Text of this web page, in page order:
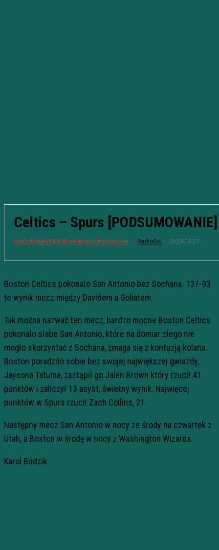
Celtics – Spurs [PODSUMOWANIE]
Koszykówka NBAWiadomości Wyróżnione RadioGol 2023-03-27
Boston Celtics pokonało San Antonio bez Sochana. 137-93
to wynik mecz między Davidem a Goliatem.
Tak można nazwać ten mecz, bardzo mocne Boston Celtics
pokonało słabe San Antonio, które na domiar złego nie
mogło skorzystać z Sochana, zmaga się z kontuzją kolana.
Boston poradziło sobie bez swojej największej gwiazdy,
Jaysona Tatuma, zastąpił go Jalen Brown który rzucił 41
punktów i zaliczył 13 asyst, świetny wynik. Najwięcej
punktów w Spurs rzucił Zach Collins, 21.
Następny mecz San Antonio w nocy ze środy na czwartek z
Utah, a Boston w środę w nocy z Washington Wizards.
Karol Budzik